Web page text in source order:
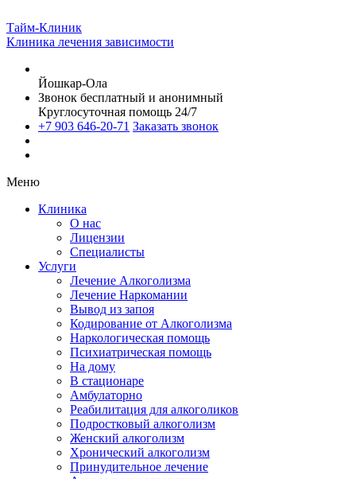
Тайм-Клиник
Клиника лечения зависимости
Йошкар-Ола
Звонок бесплатный и анонимный
Круглосуточная помощь 24/7
+7 903 646-20-71 Заказать звонок
Меню
Клиника
О нас
Лицензии
Специалисты
Услуги
Лечение Алкоголизма
Лечение Наркомании
Вывод из запоя
Кодирование от Алкоголизма
Наркологическая помощь
Психиатрическая помощь
На дому
В стационаре
Амбулаторно
Реабилитация для алкоголиков
Подростковый алкоголизм
Женский алкоголизм
Хронический алкоголизм
Принудительное лечение